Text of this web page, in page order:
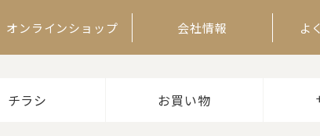
オンラインショップ 会社情報 よ
チラシ お買い物